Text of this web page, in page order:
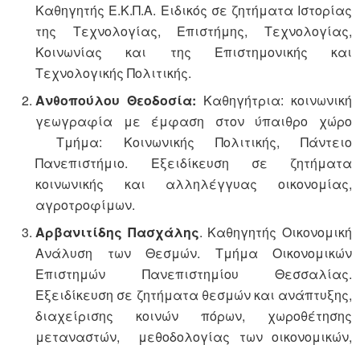
Καθηγητής Ε.Κ.Π.Α. Ειδικός σε ζητήματα Ιστορίας
της Τεχνολογίας, Επιστήμης, Τεχνολογίας,
Κοινωνίας και της Επιστημονικής και
Τεχνολογικής Πολιτικής.
Ανθοπούλου Θεοδοσία: Καθηγήτρια: κοινωνική
γεωγραφία με έμφαση στον ύπαιθρο χώρο
Τμήμα: Κοινωνικής Πολιτικής, Πάντειο
Πανεπιστήμιο. Εξειδίκευση σε ζητήματα
κοινωνικής και αλληλέγγυας οικονομίας,
αγροτροφίμων.
Αρβανιτίδης Πασχάλης. Καθηγητής Οικονομική
Ανάλυση των Θεσμών. Τμήμα Οικονομικών
Επιστημών Πανεπιστημίου Θεσσαλίας.
Εξειδίκευση σε ζητήματα θεσμών και ανάπτυξης,
διαχείρισης κοινών πόρων, χωροθέτησης
μεταναστών, μεθοδολογίας των οικονομικών,